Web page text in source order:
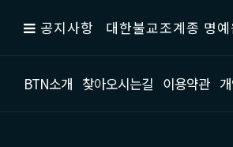
공지사항 대한불교조계종 명
BTN소개 찾아오시는길 이용약관